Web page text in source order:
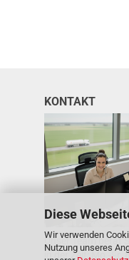
Diese
Wir verwenden
Nutzung unseres
KONTAKT
Unser Team berät
in der Zeit: Mo.-Fr.